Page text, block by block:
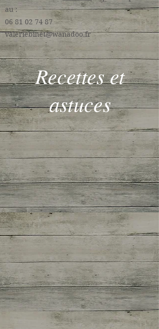
au :
06 81 02 74 87
valeriebinet@wanadoo.fr​
Recettes et
astuces